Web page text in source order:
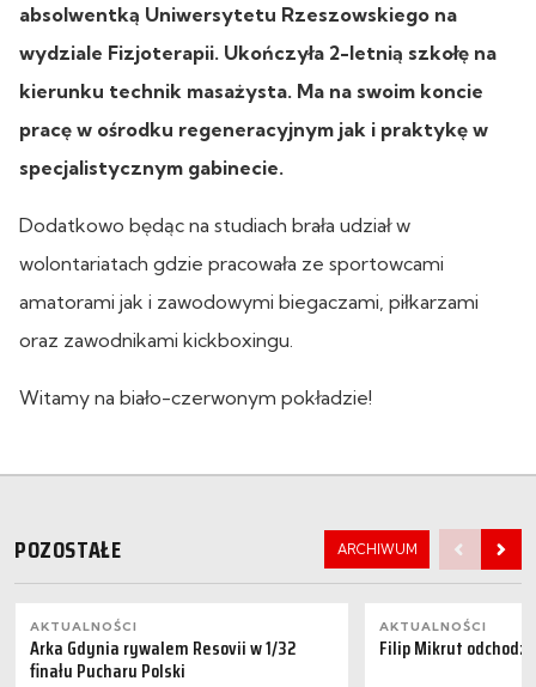
absolwentką Uniwersytetu Rzeszowskiego na
wydziale Fizjoterapii. Ukończyła 2-letnią szkołę na
kierunku technik masażysta. Ma na swoim koncie
pracę w ośrodku regeneracyjnym jak i praktykę w
specjalistycznym gabinecie.
Dodatkowo będąc na studiach brała udział w
wolontariatach gdzie pracowała ze sportowcami
amatorami jak i zawodowymi biegaczami, piłkarzami
oraz zawodnikami kickboxingu.
Witamy na biało-czerwonym pokładzie!
POZOSTAŁE ARCHIWUM
AKTUALNOŚCI
Arka Gdynia rywalem Resovii w 1/32
finału Pucharu Polski
AKTUALNOŚCI
Filip Mikrut